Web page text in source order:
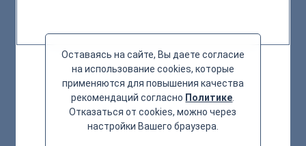
Оставаясь на сайте, Вы даете согласие
на использование cookies, которые
применяются для повышения качества
рекомендаций согласно Политике
Отказаться от cookies, можно через
настройки Вашего браузера.